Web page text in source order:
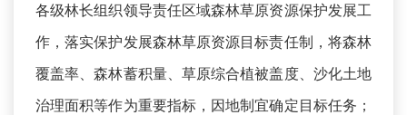
各级林长组织领导责任区域森林草原资源保护发展工
作，落实保护发展森林草原资源目标责任制，将森林
覆盖率、森林蓄积量、草原综合植被盖度、沙化土地
治理面积等作为重要指标，因地制宜确定目标任务；